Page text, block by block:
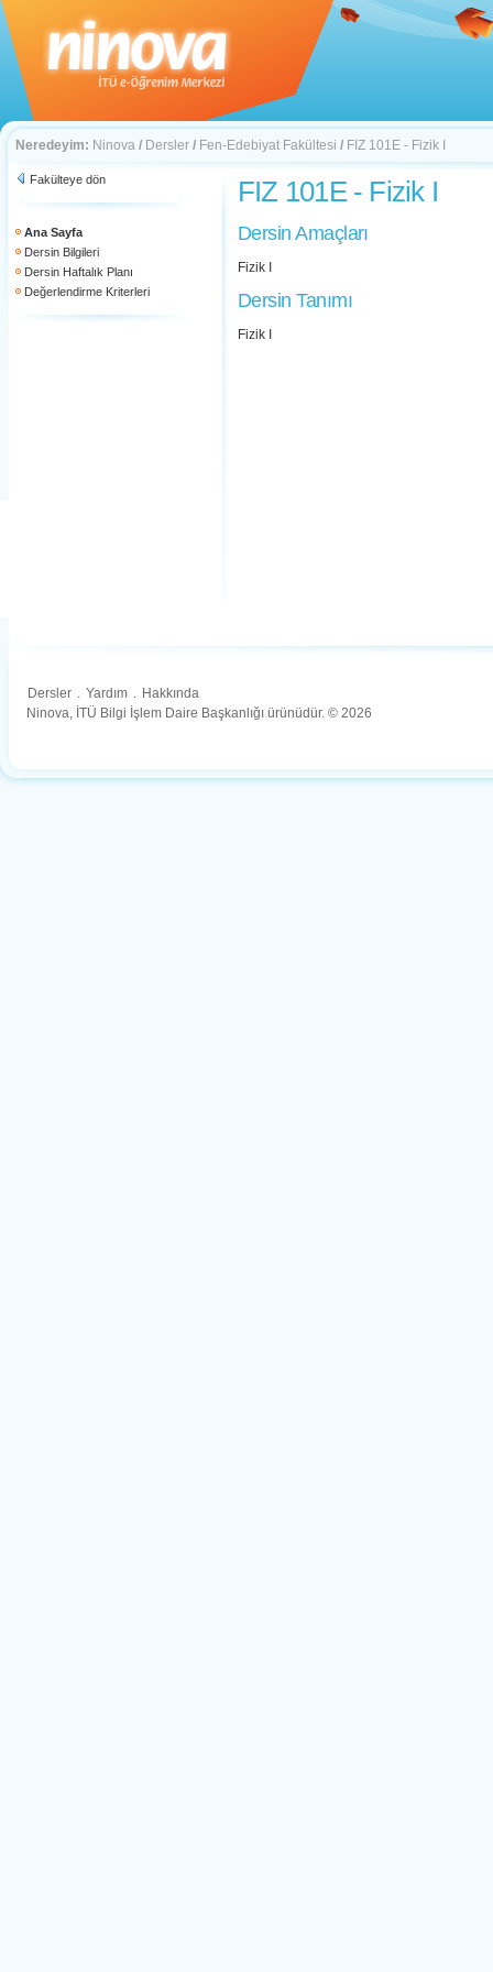
Neredeyim: Ninova / Dersler / Fen-Edebiyat Fakültesi / FIZ 101E - Fizik I
Fakülteye dön
Ana Sayfa
Dersin Bilgileri
Dersin Haftalık Planı
Değerlendirme Kriterleri
FIZ 101E - Fizik I
Dersin Amaçları
Fizik I
Dersin Tanımı
Fizik I
Dersler . Yardım . Hakkında
Ninova, İTÜ Bilgi İşlem Daire Başkanlığı ürünüdür. © 2026